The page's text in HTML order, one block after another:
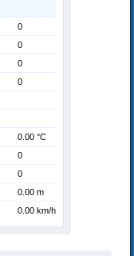
0
0
0
0
0.00 °C
0
0
0.00 m
0.00 km/h